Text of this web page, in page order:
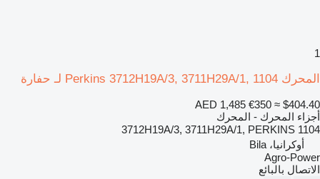
1
المحرك Perkins 3712H19A/3, 3711H29A/1, 1104 لـ حفارة
AED 1,485 €350 ≈ $404.40
أجزاء المحرك - المحرك
3712H19A/3, 3711H29A/1, PERKINS 1104
أوكرانيا، Bila
Agro-Power
الاتصال بالبائع